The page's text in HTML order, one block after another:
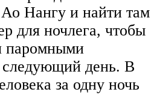
Нангу и найти там
для ночлега, чтобы
паромными
следующий день. В
за одну ночь